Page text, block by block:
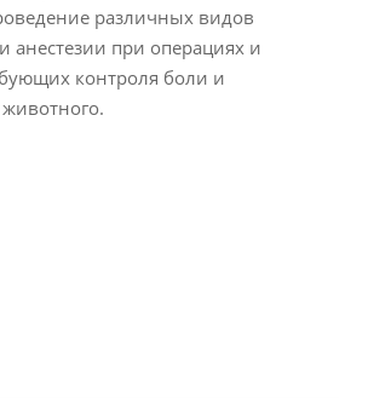
различных видов
анестезии при операциях и
контроля боли и